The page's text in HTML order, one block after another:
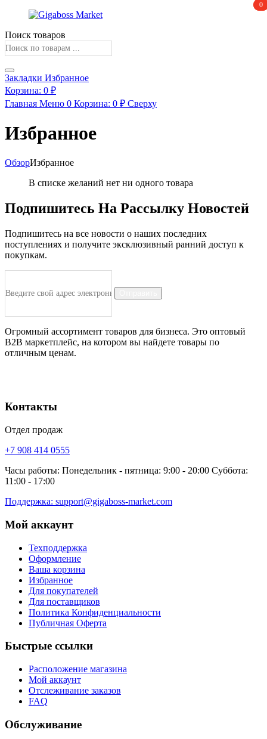
Поиск товаров
0
Закладки Избранное
0
Корзина: 0 ₽
Главная Меню 0 Корзина: 0 ₽ Сверху
Избранное
ОбзорИзбранное
В списке желаний нет ни одного товара
Подпишитесь На Рассылку Новостей
Подпишитесь на все новости о наших последних
поступлениях и получите эксклюзивный ранний доступ к
покупкам.
Огромный ассортимент товаров для бизнеса. Это оптовый
B2B маркетплейс, на котором вы найдете товары по
отличным ценам.
Контакты
Отдел продаж
+7 908 414 0555
Часы работы: Понедельник - пятница: 9:00 - 20:00 Суббота:
11:00 - 17:00
Поддержка: support@gigaboss-market.com
Мой аккаунт
Техподдержка
Оформление
Ваша корзина
Избранное
Для покупателей
Для поставщиков
Политика Конфиденциальности
Публичная Оферта
Быстрые ссылки
Расположение магазина
Мой аккаунт
Отслеживание заказов
FAQ
Обслуживание